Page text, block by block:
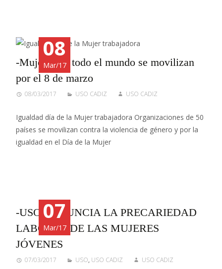
08
Mar/17
-Mujeres de todo el mundo se movilizan
por el 8 de marzo
08/03/2017 USO CADIZ USO CADIZ
Igualdad día de la Mujer trabajadora Organizaciones de 50
países se movilizan contra la violencia de género y por la
igualdad en el Día de la Mujer
07
Mar/17
-USO DENUNCIA LA PRECARIEDAD
LABORAL DE LAS MUJERES
JÓVENES
07/03/2017 USO, USO CADIZ USO CADIZ